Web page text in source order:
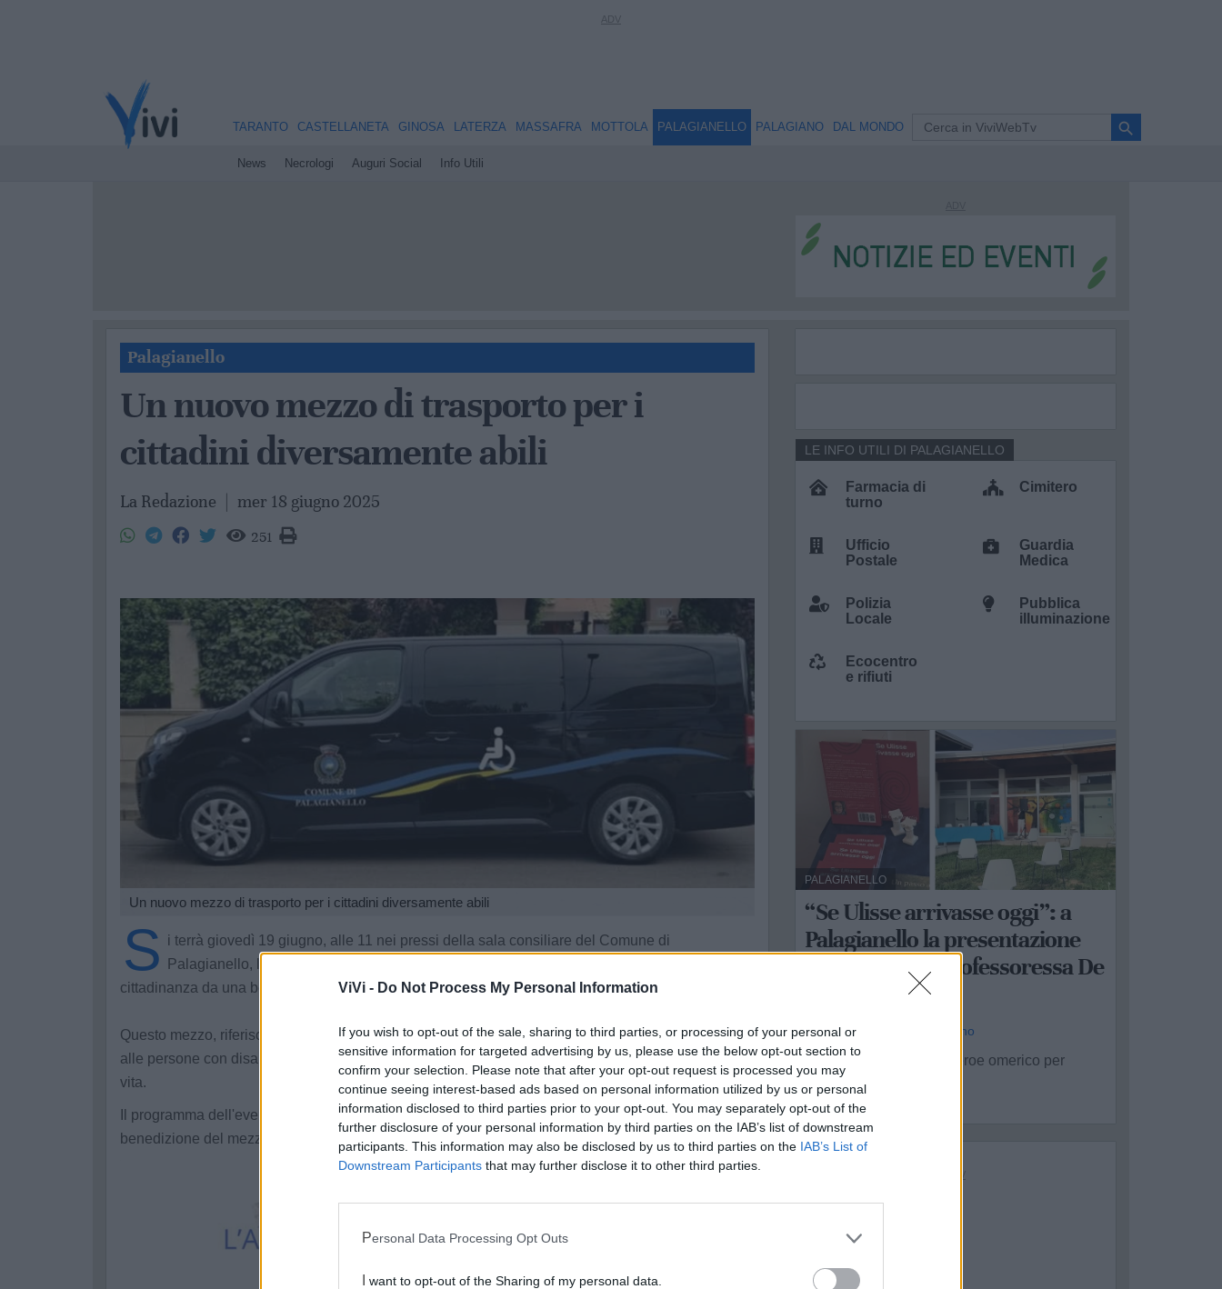
ViVi - Do Not Process My Personal Information
If you wish to opt-out of the sale, sharing to third parties, or processing of your personal or
sensitive information for targeted advertising by us, please use the below opt-out section to
confirm your selection. Please note that after your opt-out request is processed you may
continue seeing interest-based ads based on personal information utilized by us or personal
information disclosed to third parties prior to your opt-out. You may separately opt-out of the
further disclosure of your personal information by third parties on the IAB’s list of downstream
participants. This information may also be disclosed by us to third parties on the IAB’s List of
Downstream Participants that may further disclose it to other third parties.
Personal Data Processing Opt Outs
I want to opt-out of the Sharing of my personal data.
TARANTO CASTELLANETA GINOSA LATERZA MASSAFRA MOTTOLA PALAGIANELLO
News Necrologi Auguri Social Info Utili
PALAGIANO DAL MONDO search
Palagianello
Un nuovo mezzo di trasporto per i
cittadini diversamente abili
La Redazione mer 18 giugno 2025
251
Un nuovo mezzo di trasporto per i cittadini diversamente abili
S i terrà giovedì 19 giugno, alle 11 nei pressi della sala consiliare del Comune di
Palagianello, l'inaugurazione del nuovo mezzo di trasporto per disabili, donato alla
cittadinanza da una benefattrice.
Questo mezzo, riferisce l'amministrazione Gasparre, sarà un importante strumento per consentire
alle persone con disabilità di raggiungere i centri di terapia e di cura, migliorando la loro qualità di
vita.
Il programma dell'evento prevede i saluti del sindaco, un breve discorso della donatrice e la
benedizione del mezzo.
Farmacia di
turno
Cimitero
Ufficio
Postale
Guardia
Medica
Polizia
Locale
Pubblica
illuminazione
Ecocentro
e rifiuti
LE INFO UTILI DI PALAGIANELLO
PALAGIANELLO
​“Se Ulisse arrivasse oggi”: a
Palagianello la presentazione
del libro della professoressa De
La Redazione - gio 18 giugno
Cosa vedrebbe Ulisse, eroe omerico per
eccellenza, ...